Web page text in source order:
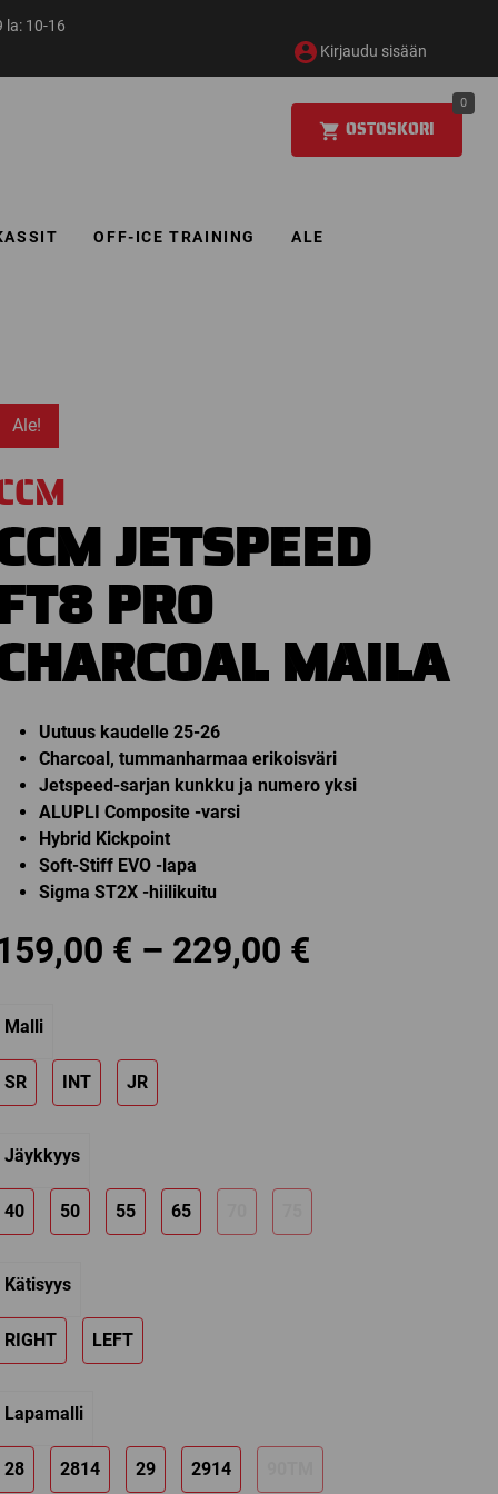
la: 10-16
Kirjaudu sisään
OSTOSKORI
0
OFF-ICE TRAINING ALE
Ale!
JETSPEED
PRO
MAILA
Uutuus kaudelle 25-26
Charcoal, tummanharmaa erikoisväri
Jetspeed-sarjan kunkku ja numero yksi
ALUPLI Composite -varsi
Hybrid Kickpoint
Soft-Stiff EVO -lapa
Sigma ST2X -hiilikuitu
€ – 229,00 €
Malli
SR INT JR
Jäykkyys
40 50 55 65
Kätisyys
RIGHT LEFT
Lapamalli
28 2814 29 2914